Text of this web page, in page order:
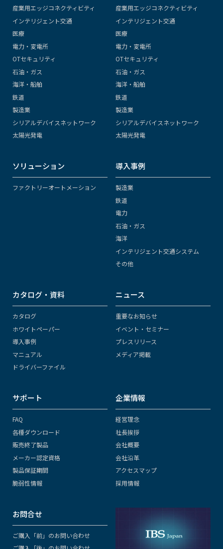
産業用エッジコネクティビティ
インテリジェント交通
医療
電力・変電所
OTセキュリティ
石油・ガス
海洋・船舶
鉄道
製造業
シリアルデバイスネットワーク
太陽光発電
産業用エッジコネクティビティ
インテリジェント交通
医療
電力・変電所
OTセキュリティ
石油・ガス
海洋・船舶
鉄道
製造業
シリアルデバイスネットワーク
太陽光発電
ソリューション
ファクトリーオートメーション
導入事例
製造業
鉄道
電力
石油・ガス
海洋
インテリジェント交通システム
その他
カタログ・資料
カタログ
ホワイトペーパー
導入事例
マニュアル
ドライバーファイル
ニュース
重要なお知らせ
イベント・セミナー
プレスリリース
メディア掲載
サポート
FAQ
各種ダウンロード
販売終了製品
メーカー認定資格
製品保証期間
脆弱性情報
企業情報
経営理念
社長挨拶
会社概要
会社沿革
アクセスマップ
採用情報
お問合せ
ご購入「前」のお問い合わせ